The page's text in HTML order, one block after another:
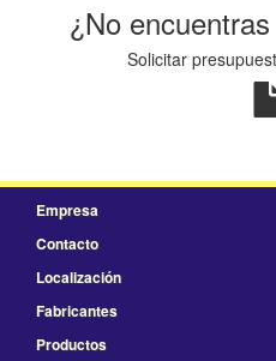
¿No
Solicitar
Empresa
Contacto
Localización
Fabricantes
Productos